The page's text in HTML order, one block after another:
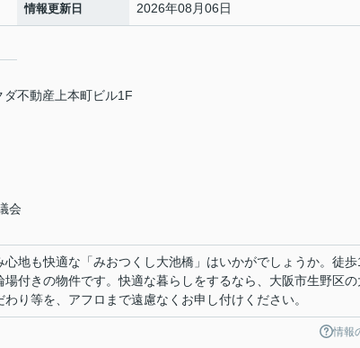
情報更新日 2026年08月06日
不動産上本町ビル1F
会
地も快適な「みおつくし大池橋」はいかがでしょうか。徒歩
付きの物件です。快適な暮らしをするなら、大阪市生野区の
り等を、アフロまで遠慮なくお申し付けください。
情報